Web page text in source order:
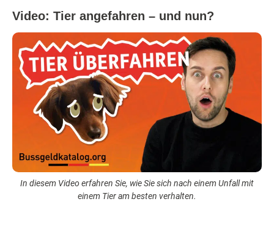
Video: Tier angefahren – und nun?
In diesem Video erfahren Sie, wie Sie sich nach einem Unfall mit
einem Tier am besten verhalten.